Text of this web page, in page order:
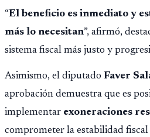
“El beneficio es inmediato y
más lo necesitan”, afirmó,
sistema fiscal más justo y
Asimismo, el diputado Faver
aprobación demuestra que es
implementar exoneraciones
comprometer la estabilidad fiscal